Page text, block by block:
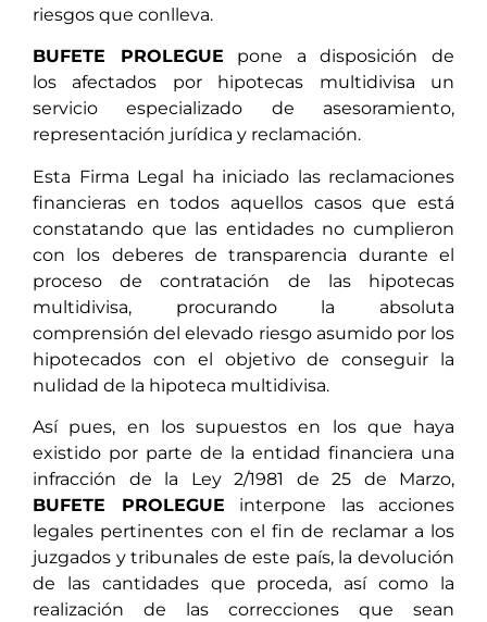
riesgos que conlleva.
BUFETE PROLEGUE pone a disposición de
los afectados por hipotecas multidivisa un
servicio especializado de asesoramiento,
representación jurídica y reclamación.
Esta Firma Legal ha iniciado las reclamaciones
financieras en todos aquellos casos que está
constatando que las entidades no cumplieron
con los deberes de transparencia durante el
proceso de contratación de las hipotecas
multidivisa, procurando la absoluta
comprensión del elevado riesgo asumido por los
hipotecados con el objetivo de conseguir la
nulidad de la hipoteca multidivisa.
Así pues, en los supuestos en los que haya
existido por parte de la entidad financiera una
infracción de la Ley 2/1981 de 25 de Marzo,
BUFETE PROLEGUE interpone las acciones
legales pertinentes con el fin de reclamar a los
juzgados y tribunales de este país, la devolución
de las cantidades que proceda, así como la
realización de las correcciones que sean